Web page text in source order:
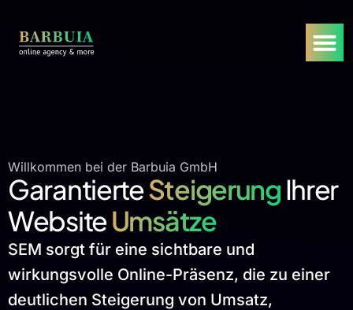
Willkommen bei der Barbuia GmbH
GarantierteSteigerungIhrer
WebsiteUmsätze
SEM sorgt für eine sichtbare und
wirkungsvolle Online-Präsenz, die zu einer
deutlichen Steigerung von Umsatz,